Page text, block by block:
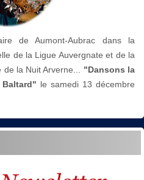
de Aumont-Aubrac dans la
de la Ligue Auvergnate et de la
la Nuit Arverne...
"Dansons la
le samedi 13 décembre